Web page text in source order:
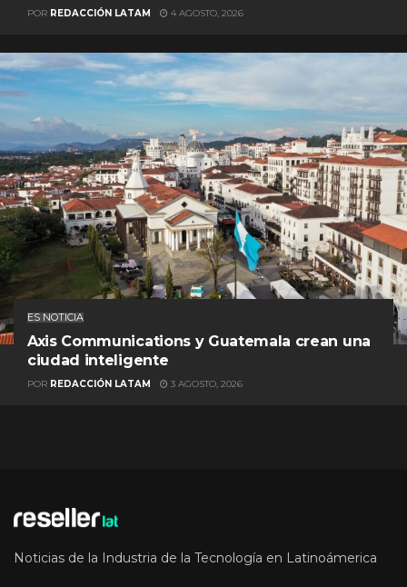
POR REDACCIÓN LATAM 4 AGOSTO, 2026
ES NOTICIA
Axis Communications y Guatemala crean una
ciudad inteligente
POR REDACCIÓN LATAM 3 AGOSTO, 2026
Noticias de la Industria de la Tecnología en Latinoámerica